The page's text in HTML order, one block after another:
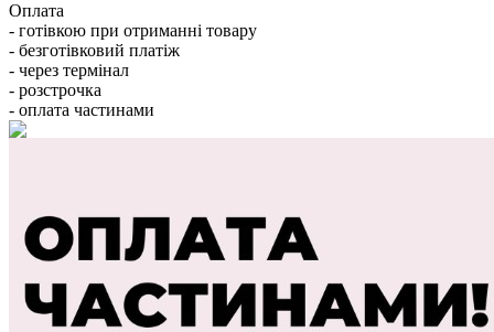
Оплата
- готівкою при отриманні товару
- безготівковий платіж
- через термінал
- розстрочка
- оплата частинами